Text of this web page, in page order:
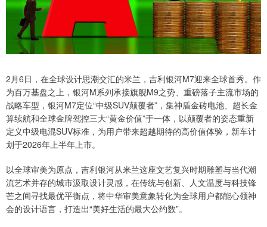
2月6日，在全球设计思潮交汇的米兰，吉利银河M7迎来全球首秀。作
为百万基盘之上，银河M系列承接旗舰M9之势、重磅落子主流市场的
战略车型，银河M7定位“中级SUV颠覆者”，集神盾金砖电池、超长金
算续航和全球金牌驾控三大“黄金价值”于一体，以颠覆者的姿态重新
定义中级电混SUV标准，为用户带来超越期待的高价值体验，新车计
划于2026年上半年上市。
以全球审美为原点，吉利银河从米兰这座文艺复兴时期雕塑与当代潮
流艺术并存的城市汲取设计灵感，在传统与创新、人文温度与科技锋
芒之间寻找最优平衡点，将中华审美意象转化为全球用户都能心领神
会的设计语言，打造出“美好生活的最大公约数”。